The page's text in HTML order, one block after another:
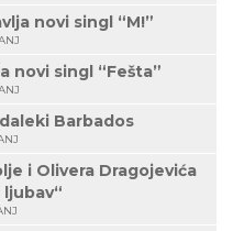
novi singl “M!”
novi singl “Fešta”
Barbados
i Olivera Dragojevića
ljubav“